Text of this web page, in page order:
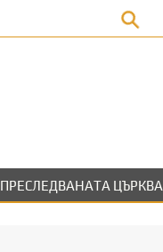
ПРЕСЛЕДВАНАТА ЦЪРКВА